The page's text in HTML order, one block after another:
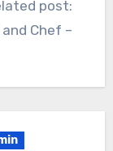
post:
Chef –